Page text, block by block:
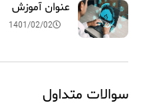
عنوان آموزش
1401/02/02
سوالات متداول